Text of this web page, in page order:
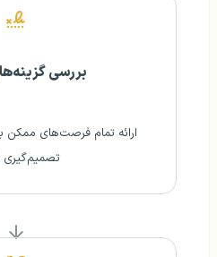
بررسی
ارائه تمام فرصت‌های ممکن
تصمیم‌گیری